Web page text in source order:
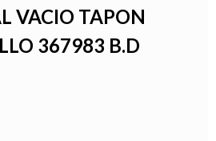
VACIO TAPON
367983 B.D